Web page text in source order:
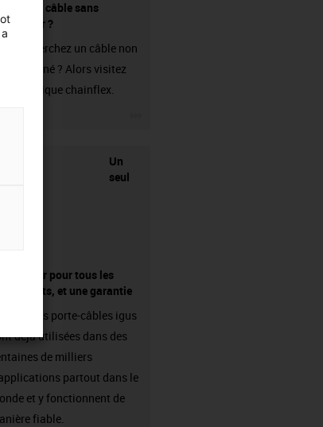
un câble sans
?
recherchez un câble non
? Alors visitez
boutique chainflex.
Un
seul
pour tous les
et une garantie
chaînes porte-câbles igus
déjà utilisées dans des
de milliers
partout dans le
et y fonctionnent de
fiable.